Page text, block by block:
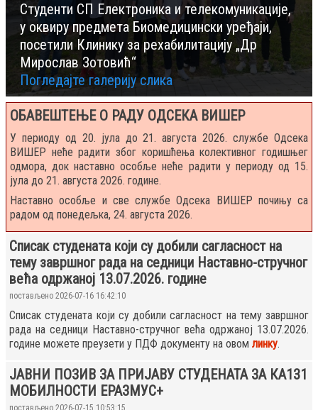
Студенти СП Електроника и телекомуникације,
у оквиру предмета Биомедицински уређаји,
посетили Клинику за рехабилитацију „Др
Мирослав Зотовић“
Погледајте галерију слика
ОБАВЕШТЕЊЕ О РАДУ ОДСЕКА ВИШЕР
У периоду од 20. јула до 21. августа 2026. службе Одсека
ВИШЕР неће радити због коришћења колективног годишњег
одмора, док наставно особље неће радити у периоду од 15.
јула до 21. августа 2026. године.
Наставно особље и све службе Одсека ВИШЕР почињу са
радом од понедељка, 24. августа 2026.
Списак студената који су добили сагласност на
тему завршног рада на седници Наставно-стручног
већа одржаној 13.07.2026. године
постављено 2026-07-16 16:42:10
Списак студената који су добили сагласност на тему завршног
рада на седници Наставно-стручног већа одржаној 13.07.2026.
године можете преузети у ПДФ документу на овом линку.
ЈАВНИ ПОЗИВ ЗА ПРИЈАВУ СТУДЕНАТА ЗА КА131
МОБИЛНОСТИ ЕРАЗМУС+